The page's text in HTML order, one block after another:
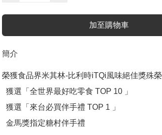
加至購物車
簡介
榮獲食品界米其林-比利時iTQi風味絕佳獎殊榮